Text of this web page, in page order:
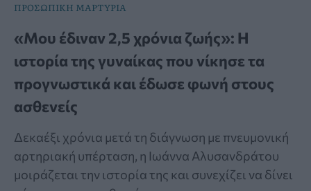
ΠΡΟΣΩΠΙΚΗ ΜΑΡΤΥΡΙΑ
«Μου έδιναν 2,5 χρόνια ζωής»: Η
ιστορία της γυναίκας που νίκησε τα
προγνωστικά και έδωσε φωνή στους
ασθενείς
Δεκαέξι χρόνια μετά τη διάγνωση με πνευμονική
αρτηριακή υπέρταση, η Ιωάννα Αλυσανδράτου
μοιράζεται την ιστορία της και συνεχίζει να δίνει